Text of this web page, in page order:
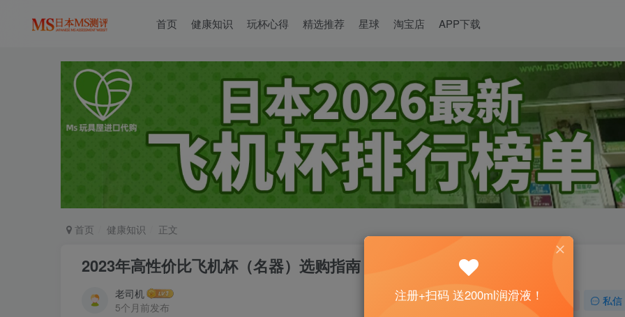
首页 健康知识 玩杯心得 精选推荐 星球 淘宝店 APP下载
首页 健康知识 正文
2023年高性价比飞机杯（名器）选购指南
老司机
5个月前发布
私信
注册+扫码 送200ml润滑液！